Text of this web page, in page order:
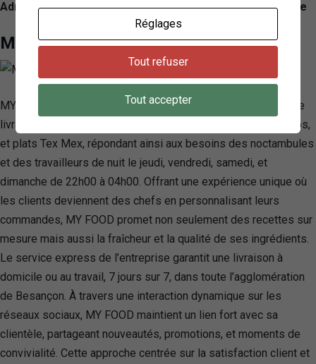
Adresse: 1 Rue de la République, 25000 Besançon, France
My Food
MY FOOD, basée à Besançon, se distingue par son service de
livraison nocturne de délices culinaires tels que burgers, tacos,
et plats Tex Mex, répondant ainsi aux besoins des noctambules
et des travailleurs de nuit le jeudi, vendredi, samedi, et
dimanche de 22h00 à 04h00. Offrant une expérience unique où
les clients deviennent des chefs en personnalisant leurs
commandes, MY FOOD promet non seulement des recettes sur
mesure mais aussi la fraîcheur et la qualité de ses ingrédients.
Le service express de l’entreprise garantit une livraison à
domicile ou au travail, 7 jours sur 7, dans toute l’agglomération
de Besançon. À travers une interaction dynamique sur les
réseaux sociaux, MY FOOD maintient un lien fort avec sa
clientèle, partageant nouveautés, promotions, et moments de
convivialité. Cette approche centrée sur la satisfaction client et
Réglages
Tout refuser
Tout accepter